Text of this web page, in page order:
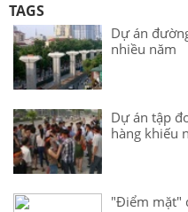
TAGS
Dự án
nhiều năm
Dự án tập
hàng khiếu
"Điểm mặt"